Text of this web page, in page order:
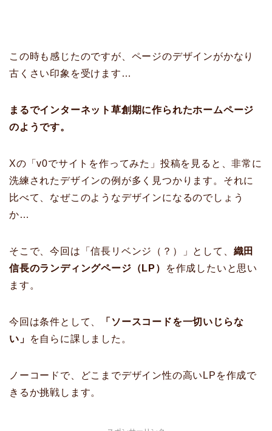
この時も感じたのですが、ページのデザインがかなり
古くさい印象を受けます…
まるでインターネット草創期に作られたホームページ
のようです。
Xの「v0でサイトを作ってみた」投稿を見ると、非常に
洗練されたデザインの例が多く見つかります。それに
比べて、なぜこのようなデザインになるのでしょう
か…
そこで、今回は「信長リベンジ（？）」として、 織田
信長のランディングページ（LP）
を作成したいと思い
ます。
今回は条件として、
「ソースコードを一切いじらな
い」
を自らに課しました。
ノーコードで、どこまでデザイン性の高いLPを作成で
きるか挑戦します。